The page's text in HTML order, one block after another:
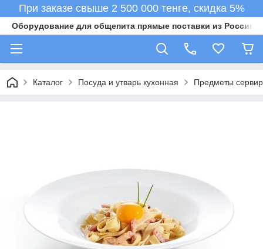
При заказе свыше 2 500 000 тенге, скидка 5%
Оборудование для общепита прямые поставки из России в
Каталог Посуда и утварь кухонная Предметы